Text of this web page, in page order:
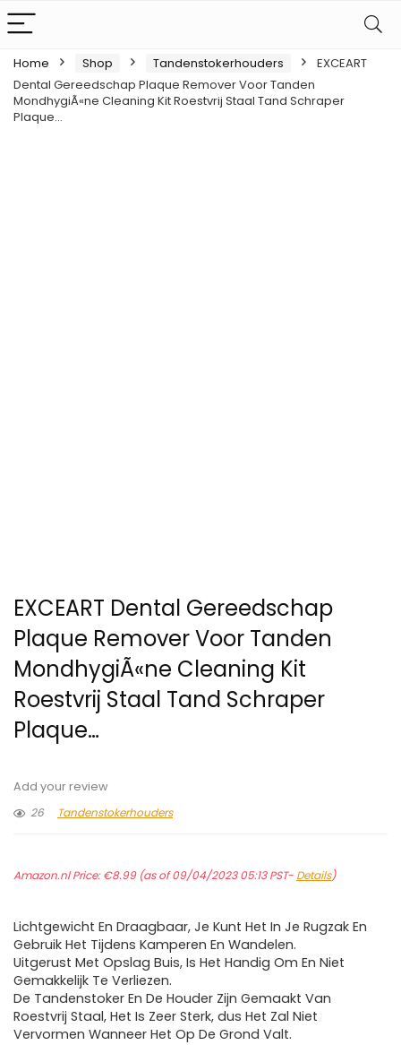
Home Shop Tandenstokerhouders
EXCEART
Dental Gereedschap Plaque Remover Voor Tanden
MondhygiÃ«ne Cleaning Kit Roestvrij Staal Tand Schraper
Plaque…
EXCEART Dental Gereedschap
Plaque Remover Voor Tanden
MondhygiÃ«ne Cleaning Kit
Roestvrij Staal Tand Schraper
Plaque…
Add your review
26
Tandenstokerhouders
Amazon.nl Price:€8.99(as of 09/04/2023 05:13 PST- Details)
Lichtgewicht En Draagbaar, Je Kunt Het In Je Rugzak En
Gebruik Het Tijdens Kamperen En Wandelen.
Uitgerust Met Opslag Buis, Is Het Handig Om En Niet
Gemakkelijk Te Verliezen.
De Tandenstoker En De Houder Zijn Gemaakt Van
Roestvrij Staal, Het Is Zeer Sterk, dus Het Zal Niet
Vervormen Wanneer Het Op De Grond Valt.